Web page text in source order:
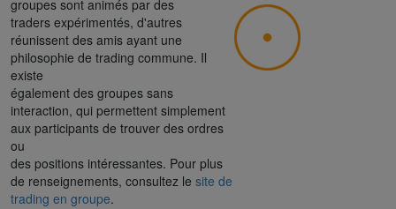
groupes sont animés par des
traders expérimentés, d'autres
réunissent des amis ayant une
philosophie de trading commune. Il
existe
également des groupes sans
interaction, qui permettent simplement
aux participants de trouver des ordres
ou
des positions intéressantes. Pour plus
de renseignements, consultez le site de
trading en groupe.